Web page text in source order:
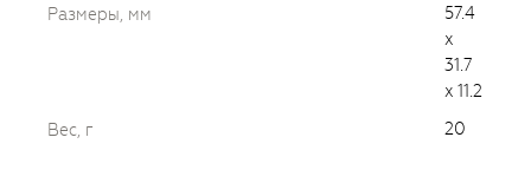
Размеры, мм
57.4
x
31.7
x 11.2
Вес, г
20